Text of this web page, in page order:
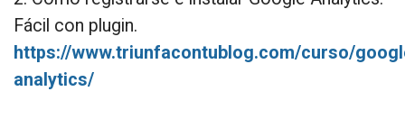
Fácil con plugin.
https://www.triunfacontublog.com/curso/
analytics/